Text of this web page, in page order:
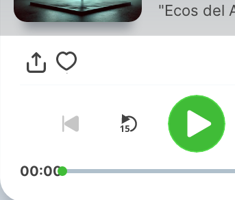
"Ecos del
vida y los
desafían
piel, los
00:00